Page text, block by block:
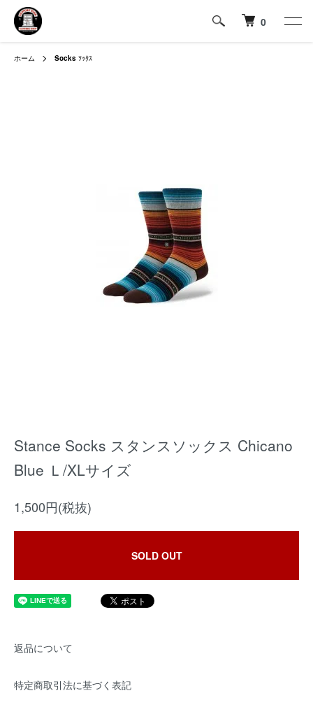
0
ホーム Socks ｿｯｸｽ
Stance Socks スタンスソックス Chicano
Blue Ｌ/XLサイズ
1,500円(税抜)
SOLD OUT
返品について
特定商取引法に基づく表記